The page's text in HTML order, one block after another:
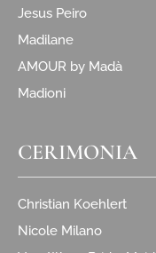
Jesus Peiro
Madilane
AMOUR by Madà
Madioni
CERIMONIA
Christian Koehlert
Nicole Milano